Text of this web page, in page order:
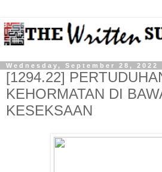
Wednesday, September 28, 2022
[1294.22]
KEHORMATAN DI
KESEKSAAN